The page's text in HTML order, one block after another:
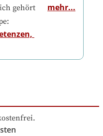
gehört
mehr...